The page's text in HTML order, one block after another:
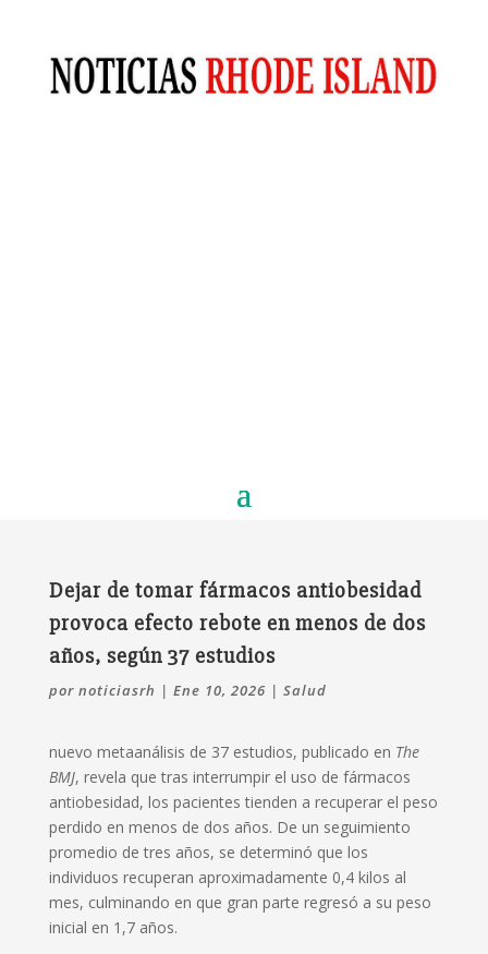
Dejar de tomar fármacos antiobesidad
provoca efecto rebote en menos de dos
años, según 37 estudios
por noticiasrh | Ene 10, 2026 | Salud
nuevo metaanálisis de 37 estudios, publicado en The
BMJ, revela que tras interrumpir el uso de fármacos
antiobesidad, los pacientes tienden a recuperar el peso
perdido en menos de dos años. De un seguimiento
promedio de tres años, se determinó que los
individuos recuperan aproximadamente 0,4 kilos al
mes, culminando en que gran parte regresó a su peso
inicial en 1,7 años.